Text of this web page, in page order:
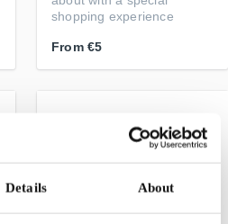
Details About
shopping experience
From €5